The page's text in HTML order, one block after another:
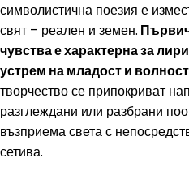
символистична поезия е
свят – реален и земен.
чувства е характерна за
устрем на младост и
творчество се припокриват
разглеждани или разбрани
възприема света с
сетива.